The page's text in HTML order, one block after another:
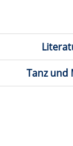
Tanz und